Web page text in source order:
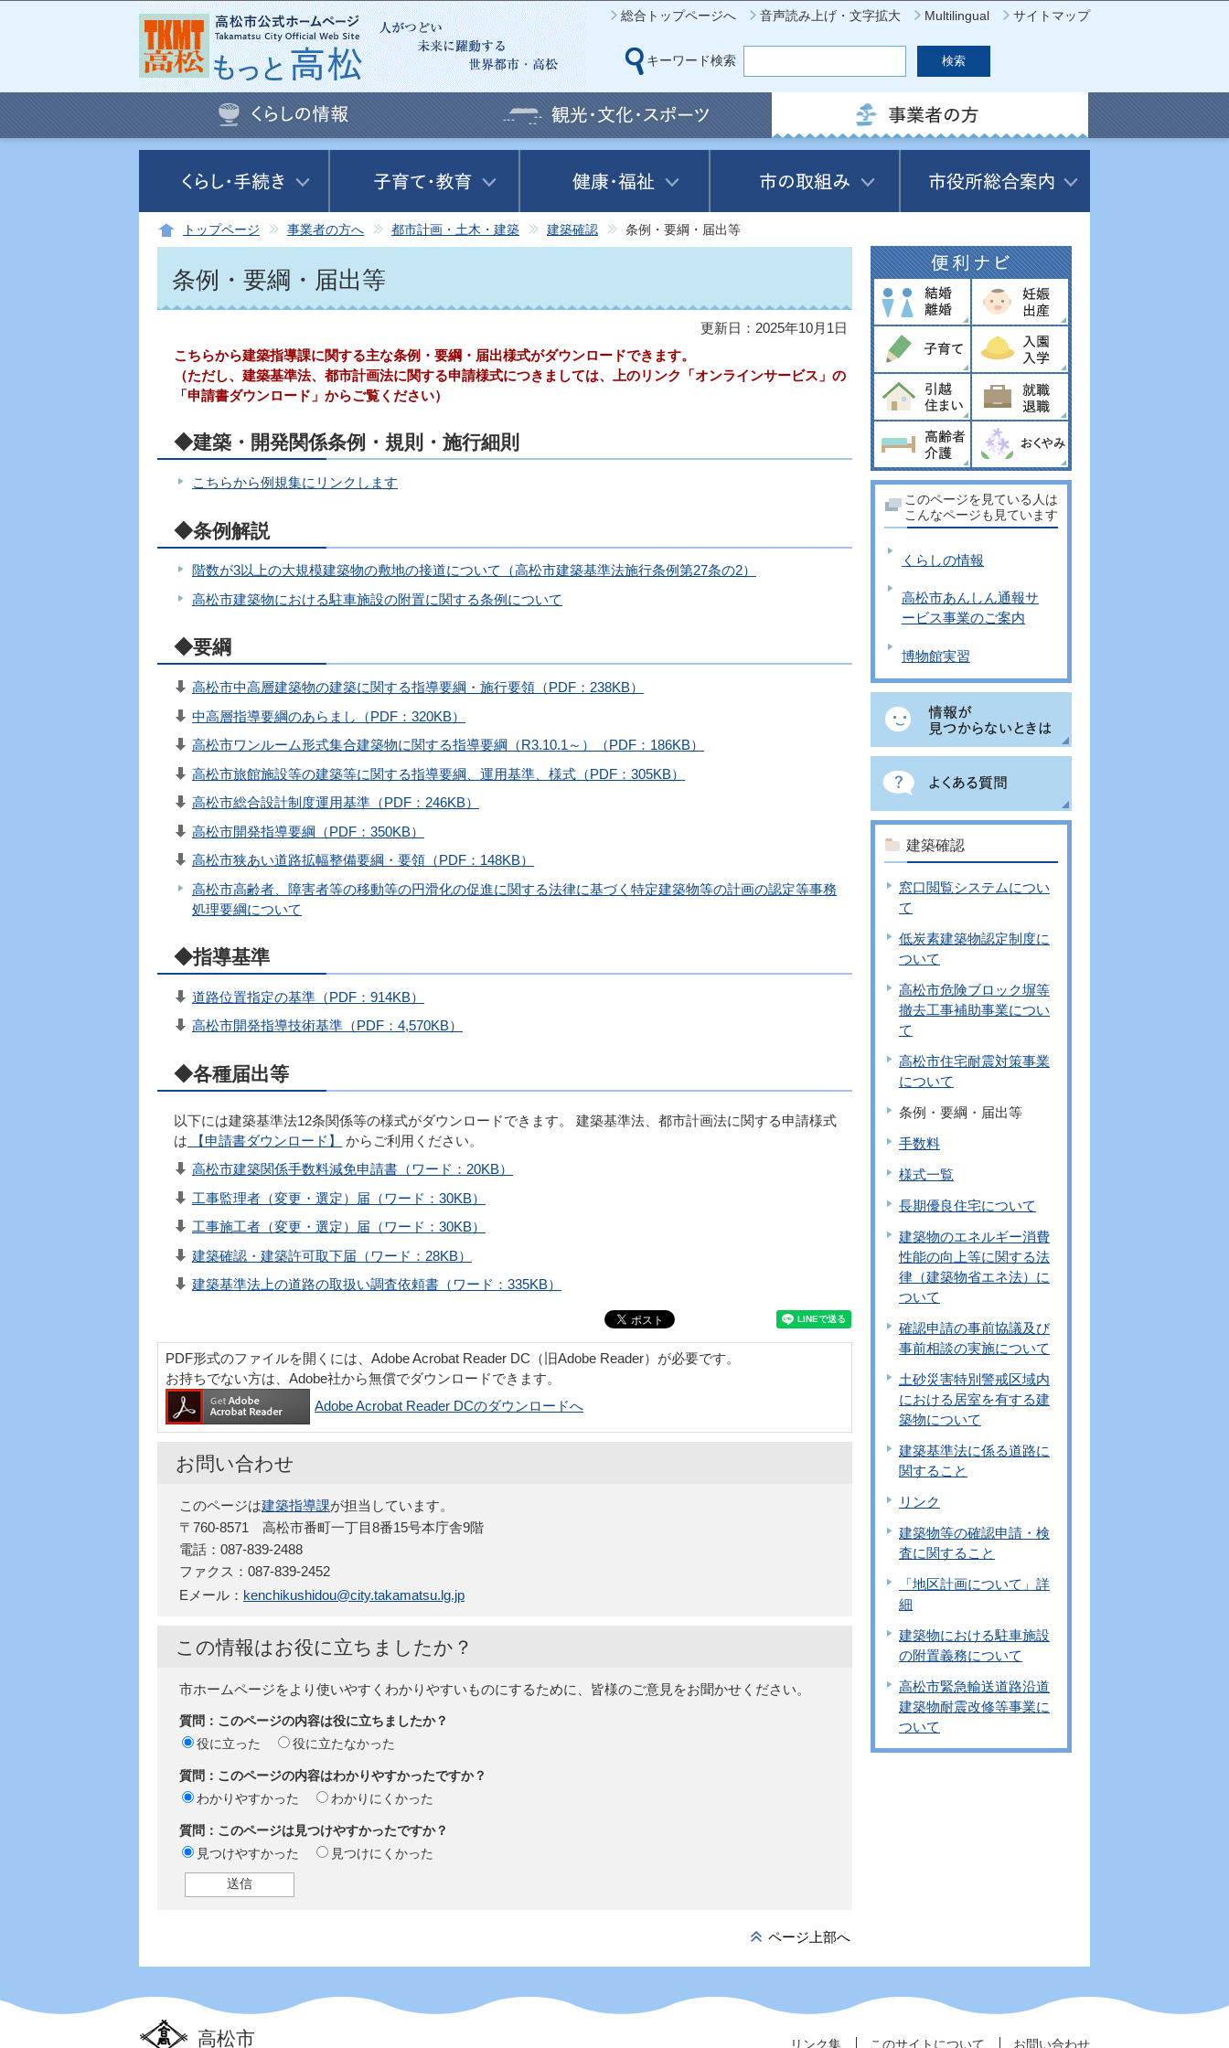
このページの本文へ移動
総合トップページへ 音声読み上げ・文字拡大 Multilingual サイトマップ
キーワード検索
トップページ 事業者の方へ 都市計画・土木・建築 建築確認 条例・要綱・届出等
条例・要綱・届出等
更新日：2025年10月1日
こちらから建築指導課に関する主な条例・要綱・届出様式がダウンロードできます。
（ただし、建築基準法、都市計画法に関する申請様式につきましては、上のリンク「オンラインサービス」の
「申請書ダウンロード」からご覧ください）
◆建築・開発関係条例・規則・施行細則
こちらから例規集にリンクします
◆条例解説
階数が3以上の大規模建築物の敷地の接道について（高松市建築基準法施行条例第27条の2）
高松市建築物における駐車施設の附置に関する条例について
◆要綱
高松市中高層建築物の建築に関する指導要綱・施行要領（PDF：238KB）
中高層指導要綱のあらまし（PDF：320KB）
高松市ワンルーム形式集合建築物に関する指導要綱（R3.10.1～）（PDF：186KB）
高松市旅館施設等の建築等に関する指導要綱、運用基準、様式（PDF：305KB）
高松市総合設計制度運用基準（PDF：246KB）
高松市開発指導要綱（PDF：350KB）
高松市狭あい道路拡幅整備要綱・要領（PDF：148KB）
高松市高齢者、障害者等の移動等の円滑化の促進に関する法律に基づく特定建築物等の計画の認定等事務
処理要綱について
◆指導基準
道路位置指定の基準（PDF：914KB）
高松市開発指導技術基準（PDF：4,570KB）
◆各種届出等
以下には建築基準法12条関係等の様式がダウンロードできます。 建築基準法、都市計画法に関する申請様式
は 【申請書ダウンロード】
からご利用ください。
高松市建築関係手数料減免申請書（ワード：20KB）
工事監理者（変更・選定）届（ワード：30KB）
工事施工者（変更・選定）届（ワード：30KB）
建築確認・建築許可取下届（ワード：28KB）
建築基準法上の道路の取扱い調査依頼書（ワード：335KB）
PDF形式のファイルを開くには、Adobe Acrobat Reader DC（旧Adobe Reader）が必要です。
お持ちでない方は、Adobe社から無償でダウンロードできます。
Adobe Acrobat Reader DCのダウンロードへ
お問い合わせ
このページは建築指導課が担当しています。
〒760-8571 高松市番町一丁目8番15号本庁舎9階
電話：087-839-2488
ファクス：087-839-2452
Eメール： kenchikushidou@city.takamatsu.lg.jp
この情報はお役に立ちましたか？
市ホームページをより使いやすくわかりやすいものにするために、皆様のご意見をお聞かせください。
質問：このページの内容は役に立ちましたか？
役に立った
役に立たなかった
質問：このページの内容はわかりやすかったですか？
わかりやすかった
わかりにくかった
質問：このページは見つけやすかったですか？
見つけやすかった
見つけにくかった
ページ上部へ
このページを見ている人は
こんなページも見ています
くらしの情報
高松市あんしん通報サ
ービス事業のご案内
博物館実習
建築確認
窓口閲覧システムについ
て
低炭素建築物認定制度に
ついて
高松市危険ブロック塀等
撤去工事補助事業につい
て
高松市住宅耐震対策事業
について
条例・要綱・届出等
手数料
様式一覧
長期優良住宅について
建築物のエネルギー消費
性能の向上等に関する法
律（建築物省エネ法）に
ついて
確認申請の事前協議及び
事前相談の実施について
土砂災害特別警戒区域内
における居室を有する建
築物について
建築基準法に係る道路に
関すること
リンク
建築物等の確認申請・検
査に関すること
「地区計画について」詳
細
建築物における駐車施設
の附置義務について
高松市緊急輸送道路沿道
建築物耐震改修等事業に
ついて
高松市 リンク集 このサイトについて お問い合わせ